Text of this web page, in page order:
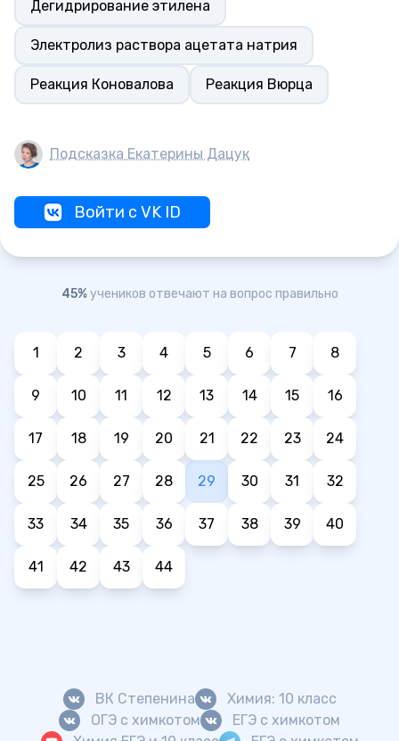
Дегидрирование этилена
Электролиз раствора ацетата натрия
Реакция Коновалова Реакция Вюрца
Подсказка Екатерины Дацук
Войти с VK ID
45%учеников отвечают на вопрос правильно
1 2 3 4 5 6 7 8
9 10 11 12 13 14 15 16
17 18 19 20 21 22 23 24
25 26 27 28 29 30 31 32
33 34 35 36 37 38 39 40
41 42 43 44
ВК Степенина
Химия: 10 класс
ОГЭ с химкотом
ЕГЭ с химкотом